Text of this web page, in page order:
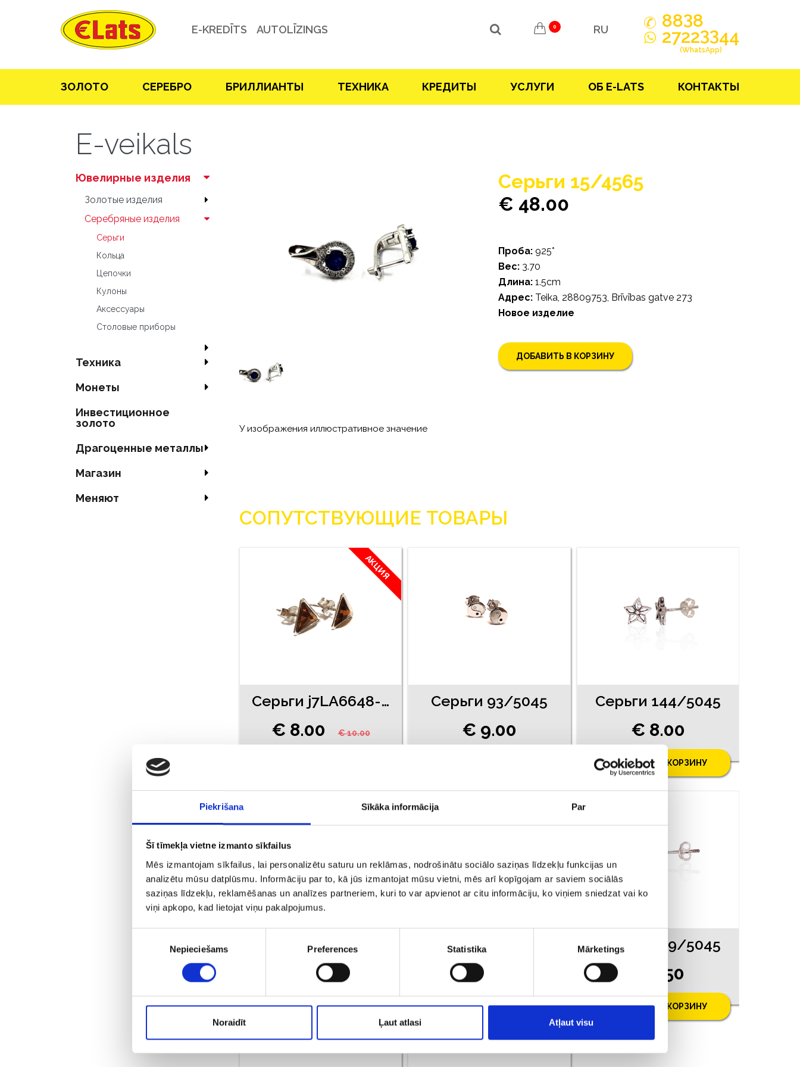
Piekrišana Sīkāka informācija Par
Šī tīmekļa vietne izmanto sīkfailus
Mēs izmantojam sīkfailus, lai personalizētu saturu un reklāmas, nodrošinātu sociālo saziņas līdzekļu funkcijas un
analizētu mūsu datplūsmu. Informāciju par to, kā jūs izmantojat mūsu vietni, mēs arī kopīgojam ar saviem sociālās
saziņas līdzekļu, reklamēšanas un analīzes partneriem, kuri to var apvienot ar citu informāciju, ko viņiem sniedzat vai ko
viņi apkopo, kad lietojat viņu pakalpojumus.
Nepieciešams Preferences Statistika Mārketings
Noraidīt Ļaut atlasi Atļaut visu
E-KREDĪTS AUTOLĪZINGS 0 RU 8838
27223344
(WhatsApp)
ЗOЛOТO СЕРЕБРO БРИЛЛИАНТЫ ТЕХНИКА КРЕДИТЫ УСЛУГИ ОБ E-LATS КОНТАКТЫ
E-veikals
Ювелирные изделия
Зoлoтые изделия
Серебряные изделия
Серьги
Кольца
Цепочки
Кулоны
Аксесcуары
Столовые приборы
Техника
Mонеты
Инвестиционное
золото
Драгоценные металлы
Магазин
Меняют
У изображения иллюстративное значение
Cерьги 15/4565
€ 48.00
Проба: 925*
Bес: 3.70
Длина: 1.5cm
Адрес: Teika, 28809753, Brīvības gatve 273
Новое изделие
ДОБАВИТЬ В КОРЗИНУ
СОПУТСТВУЮЩИЕ ТОВАРЫ
АКЦИЯ
Cерьги j7LA6648-81
€ 8.00€ 10.00
Серьги 93/5045
€ 9.00
Серьги 144/5045
€ 8.00
ДОБАВИТЬ В КОРЗИНУ
Серьги 145/5045
€ 6.50
ДОБАВИТЬ В КОРЗИНУ
Серьги 148/5045
€ 7.50
ДОБАВИТЬ В КОРЗИНУ
Серьги 149/5045
€ 5.50
ДОБАВИТЬ В КОРЗИНУ